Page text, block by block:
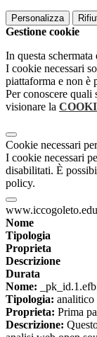
Personalizza
Gestione cookie
In questa
I cookie necessari
piattaforma e non è
Per conoscere quali
visionare la
Cookie necessari
I cookie necessari
disabilitati. È
policy.
Nome
Tipologia
Proprieta
Descrizione
Durata
Nome:
Tipologia: analitico
Proprieta: Prima
Descrizione: